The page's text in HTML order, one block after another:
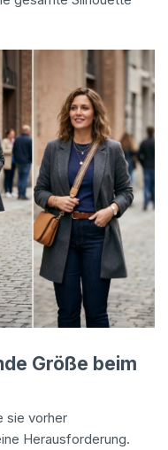
Größe beim
sie vorher
Herausforderung.